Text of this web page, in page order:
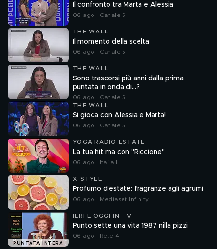
Il confronto tra Marta e Alessia
06 ago | Canale 5
THE WALL
Il momento della scelta
06 ago | Canale 5
THE WALL
Sono trascorsi più anni dalla prima
puntata in onda di...?
06 ago | Canale 5
THE WALL
Si gioca con Alessia e Marta!
06 ago | Canale 5
YOGA RADIO ESTATE
La tua hit ma con "Riccione"
06 ago | Italia 1
X-STYLE
Profumo d'estate: fragranze agli agrumi
06 ago | Mediaset Infinity
PUNTATA INTERA
IERI E OGGI IN TV
Punto sette una vita 1987 nilla pizzi
06 ago | Rete 4